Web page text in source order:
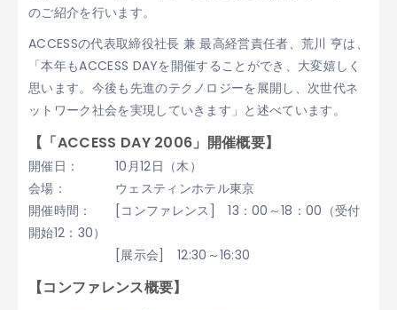
のご紹介を行います。
ACCESSの代表取締役社長 兼 最高経営責任者、荒川 亨は、
「本年もACCESS DAYを開催することができ、大変嬉しく
思います。今後も先進のテクノロジーを展開し、次世代ネ
ットワーク社会を実現していきます」と述べています。
【「ACCESS DAY 2006」開催概要】
開催日：
10月12日（木）
会場：
ウェスティンホテル東京
開催時間：
[コンファレンス] 13：00～18：00（受付
開始12：30）
[展示会] 12:30～16:30
【コンファレンス概要】